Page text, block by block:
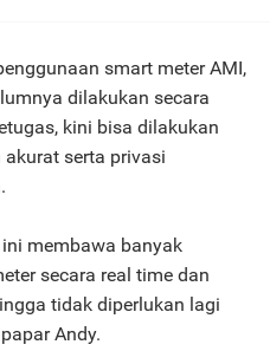
smart meter AMI,
dilakukan secara
kini bisa dilakukan
serta privasi
membawa banyak
secara real time dan
tidak diperlukan lagi
Andy.